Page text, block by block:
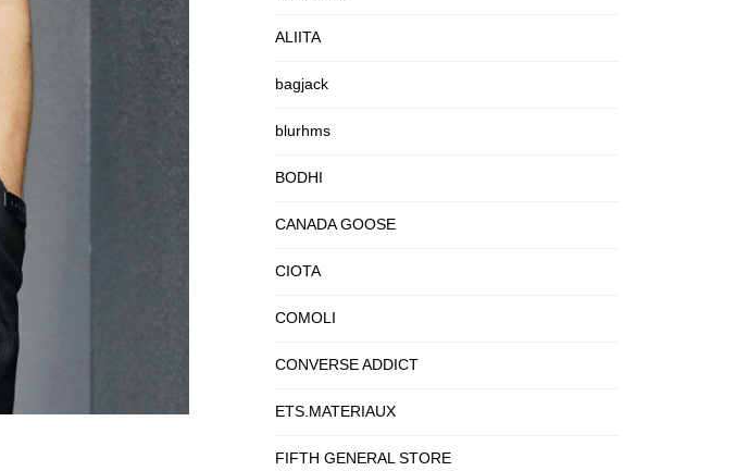
ALIITA
bagjack
blurhms
BODHI
CANADA GOOSE
CIOTA
COMOLI
CONVERSE ADDICT
ETS.MATERIAUX
FIFTH GENERAL STORE